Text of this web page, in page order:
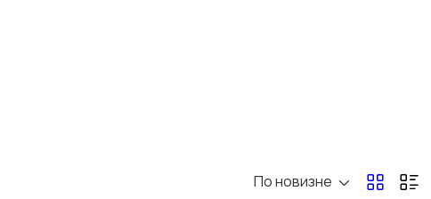
ремонт
По новизне